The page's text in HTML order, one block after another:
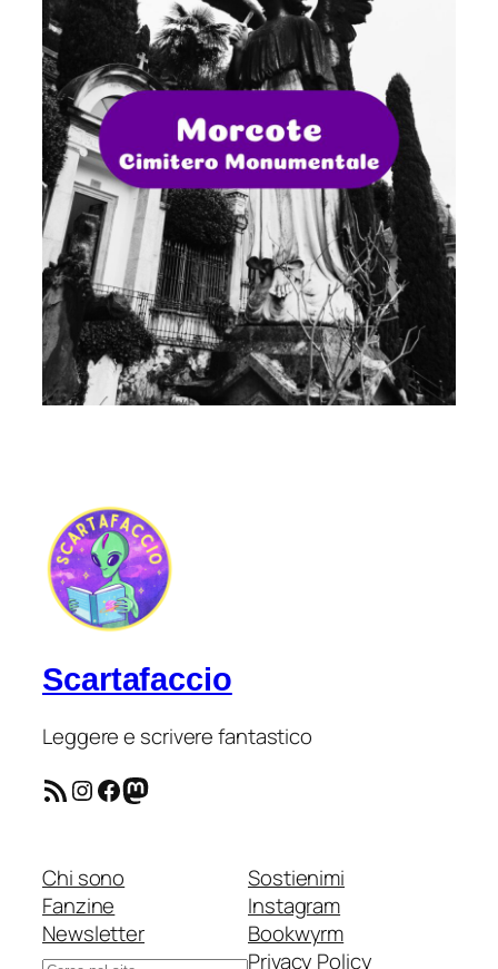
Scartafaccio
Leggere e scrivere fantastico
Feed RSS Instagram Facebook Mastodon
Chi sono
Fanzine
Newsletter
Sostienimi
Instagram
Bookwyrm
Privacy Policy